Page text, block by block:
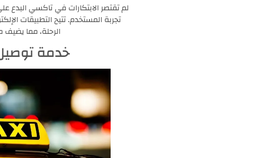
لم تقتصر الابتكارات في تاكسي
تجربة المستخدم. تتيح التطبيقات
الرحلة، مما
خدمة